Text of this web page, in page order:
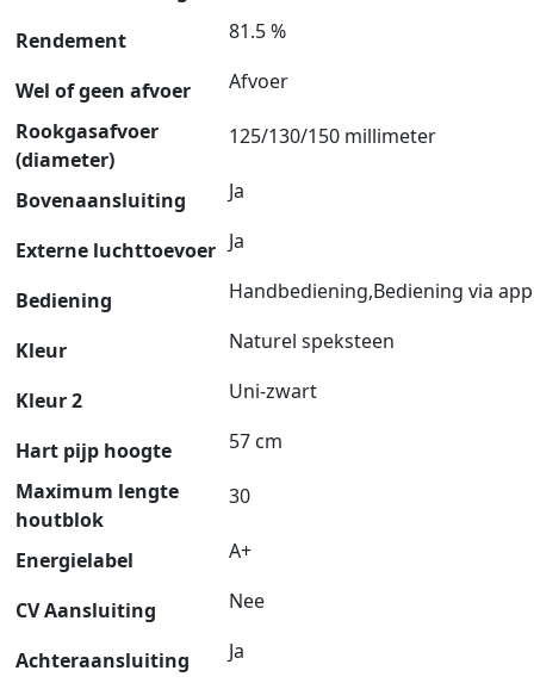
Rendement
81.5 %
Wel of geen afvoer
Afvoer
Rookgasafvoer
(diameter)
125/130/150 millimeter
Bovenaansluiting Ja
Externe luchttoevoer Ja
Bediening Handbediening,Bediening via app
Kleur Naturel speksteen
Kleur 2 Uni-zwart
Hart pijp hoogte
57 cm
Maximum lengte
houtblok
30
Energielabel A+
CV Aansluiting Nee
Achteraansluiting Ja